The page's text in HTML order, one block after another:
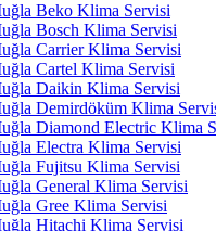
Beko Klima Servisi
Bosch Klima Servisi
Carrier Klima Servisi
Cartel Klima Servisi
Daikin Klima Servisi
Demirdöküm Klima
Diamond Electric Klima
Electra Klima Servisi
Fujitsu Klima Servisi
General Klima Servisi
Gree Klima Servisi
Hitachi Klima Servisi